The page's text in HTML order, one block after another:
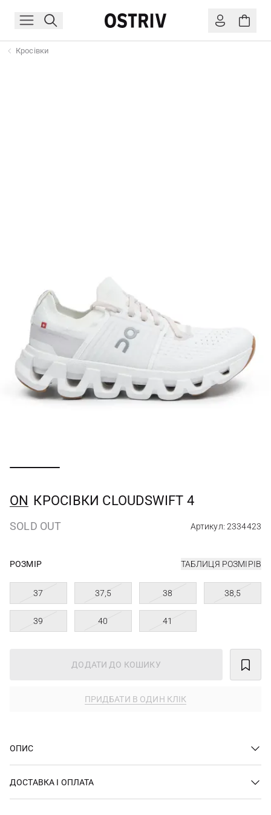
Кросівки
ON КРОСІВКИ CLOUDSWIFT 4
SOLD OUT Артикул: 2334423
РОЗМІР ТАБЛИЦЯ РОЗМІРІВ
37 37,5 38 38,5
39 40 41
ДОДАТИ ДО КОШИКУ
ПРИДБАТИ В ОДИН КЛІК
ОПИС
ДОСТАВКА І ОПЛАТА